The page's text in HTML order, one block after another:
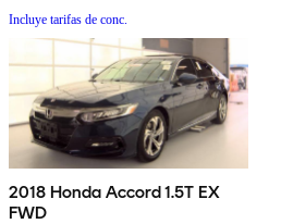
Incluye tarifas de conc.
2018 Honda Accord 1.5T EX
FWD